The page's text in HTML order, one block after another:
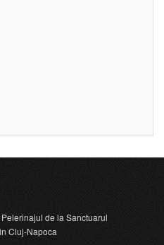
de la Sanctuarul
Cluj-Napoca